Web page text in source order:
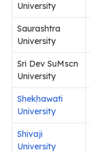
University
Saurashtra
University
Sri Dev SuMscn
University
Shekhawati
University
Shivaji
University